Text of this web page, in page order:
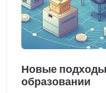
Новые
образовании